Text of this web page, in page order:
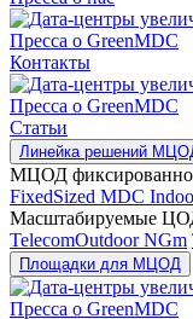
Контакты
Статьи
Линейка решений
МЦОД
FixedSized MDC
Масштабируемые
TelecomOutdoor NGm
Площадки для МЦОД